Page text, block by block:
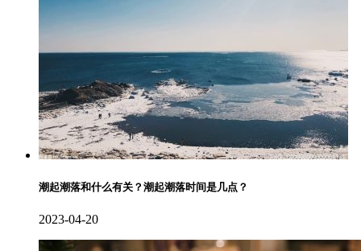
潮起潮落和什么有关？潮起潮落时间是几点？
2023-04-20